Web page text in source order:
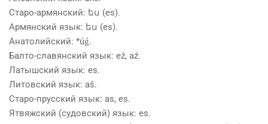
Старо-армянский: ես (es).
Армянский язык: ես (es).
Анатолийский: *úǵ.
Балто-славянский язык: eź, aź.
Латышский язык: es.
Литовский язык: aš.
Старо-прусский язык: as, es.
Ятвяжский (судовский) язык: es.